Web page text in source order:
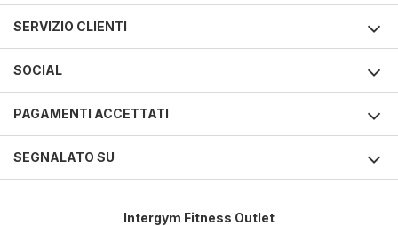
SERVIZIO CLIENTI
SOCIAL
PAGAMENTI ACCETTATI
SEGNALATO SU
Intergym Fitness Outlet